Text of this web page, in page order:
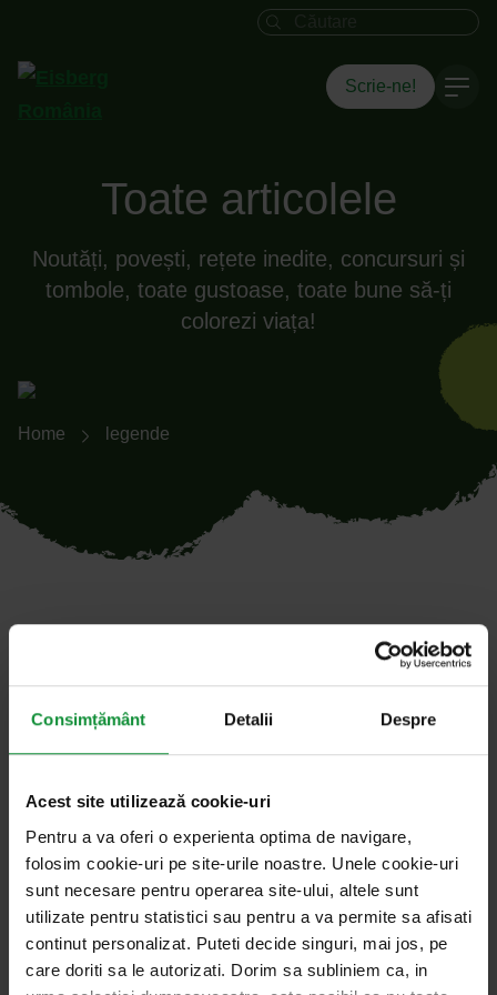
Consimțământ Detalii Despre
Acest site utilizează cookie-uri
Pentru a va oferi o experienta optima de navigare,
folosim cookie-uri pe site-urile noastre. Unele cookie-uri
sunt necesare pentru operarea site-ului, altele sunt
utilizate pentru statistici sau pentru a va permite sa afisati
continut personalizat. Puteti decide singuri, mai jos, pe
care doriti sa le autorizati. Dorim sa subliniem ca, in
Câmpul de căutare
Scrie-ne!
Toate articolele
Noutăți, povești, rețete inedite, concursuri și
tombole, toate gustoase, toate bune să-ți
colorezi viața!
Breadcrumb-Navigation
Home legende
Toate articolele cu cuvântul
cheie „legende”
1. aprilie 2025
Salata de vorbe cu Cosmin Dragomir
Simbolurile Paştelui creştin și apariția
primelor ouă de ciocolată
Obiceiurile pascale din zilele noastre au rădăcini